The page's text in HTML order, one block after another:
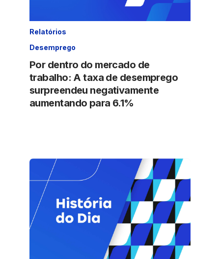
Relatórios
Desemprego
Por dentro do mercado de
trabalho: A taxa de desemprego
surpreendeu negativamente
aumentando para 6.1%